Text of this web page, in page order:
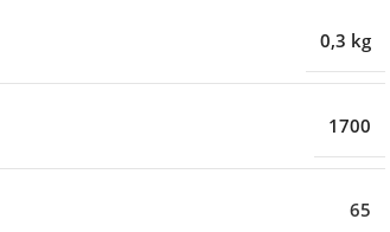
0,3 kg
1700
65